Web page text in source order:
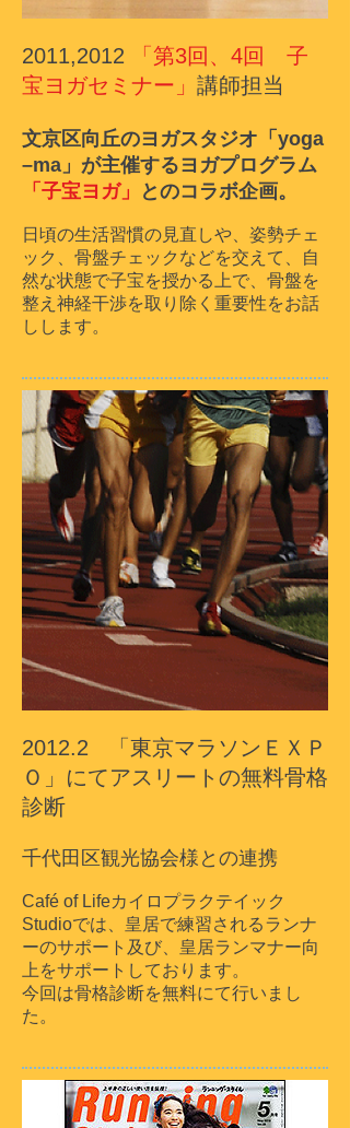
2011,2012
「第3回、4回 子
宝ヨガセミナー」 講師担当
文京区向丘のヨガスタジオ「yoga
–ma」が主催するヨガプログラム
「子宝ヨガ」
とのコラボ企画。
日頃の生活習慣の見直しや、姿勢チェ
ック、骨盤チェックなどを交えて、
自
然な状態で子宝を授かる上で、骨盤を
整え神経干渉を取り除く 重要性をお話
しします。
2012.2 「東京マラソンＥＸＰ
Ｏ」にてアスリートの無料骨格
診断
千代田区観光協会様との連携
Café of Lifeカイロプラクテイック
Studioでは、皇居で練習されるランナ
ーのサポート及び、皇居ランマナー向
上をサポートしております。
今回は骨格診断を無料にて行いまし
た。